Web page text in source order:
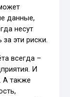
данные,
несут
эти риски.
всегда –
И
А также